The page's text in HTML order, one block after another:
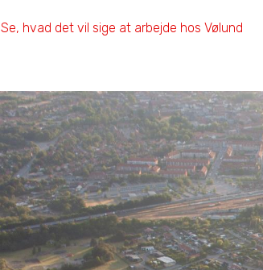
Se, hvad det vil sige at arbejde hos Vølund